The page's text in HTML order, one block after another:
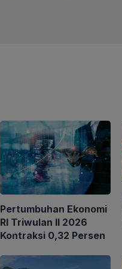
Pertumbuhan Ekonomi
RI Triwulan II 2026
Kontraksi 0,32 Persen